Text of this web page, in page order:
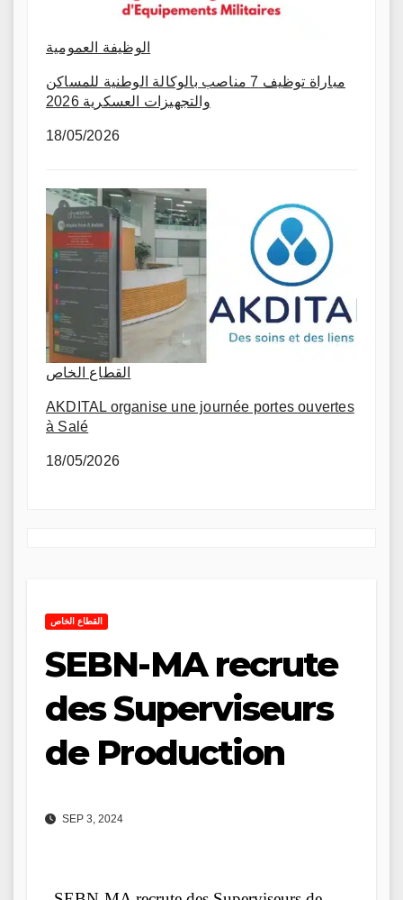
الوظيفة العمومية
مباراة توظيف 7 مناصب بالوكالة الوطنية للمساكن
والتجهيزات العسكرية 2026
18/05/2026
القطاع الخاص
AKDITAL organise une journée portes ouvertes
à Salé
18/05/2026
القطاع الخاص
SEBN-MA recrute
des Superviseurs
de Production
SEP 3, 2024